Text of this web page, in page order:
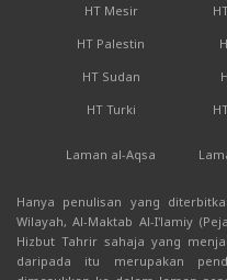
HT Mesir
HT Palestin
HT Sudan
HT Turki
Laman al-Aqsa
Hanya penulisan yang
Wilayah, Al-Maktab Al-I'lamiy
Hizbut Tahrir sahaja yang
daripada itu merupakan